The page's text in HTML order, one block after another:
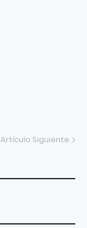
Artículo Siguiente